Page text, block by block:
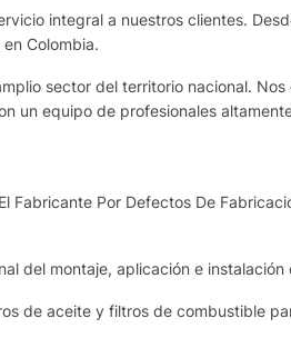
integral a nuestros clientes.
Colombia.
sector del territorio nacional.
un equipo de profesionales
Por Defectos De
del montaje, aplicación e
de aceite y filtros de combustible